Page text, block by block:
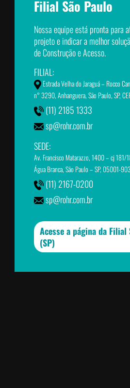
Filial São Paulo
Nossa equipe está pronta para
projeto e indicar a melhor
de Construção e Acesso.
FILIAL:
Estrada Velha do Jaraguá – Rocco
n° 3290, Anhanguera, São Paulo, SP,
(11) 2185 1333
sp@rohr.com.br
SEDE:
Av. Francisco Matarazzo, 1400 – cj 181/
Água Branca, São Paulo – SP, 05001-903
(11) 2167-0200
sp@rohr.com.br
Acesse a página da Filial
(SP)